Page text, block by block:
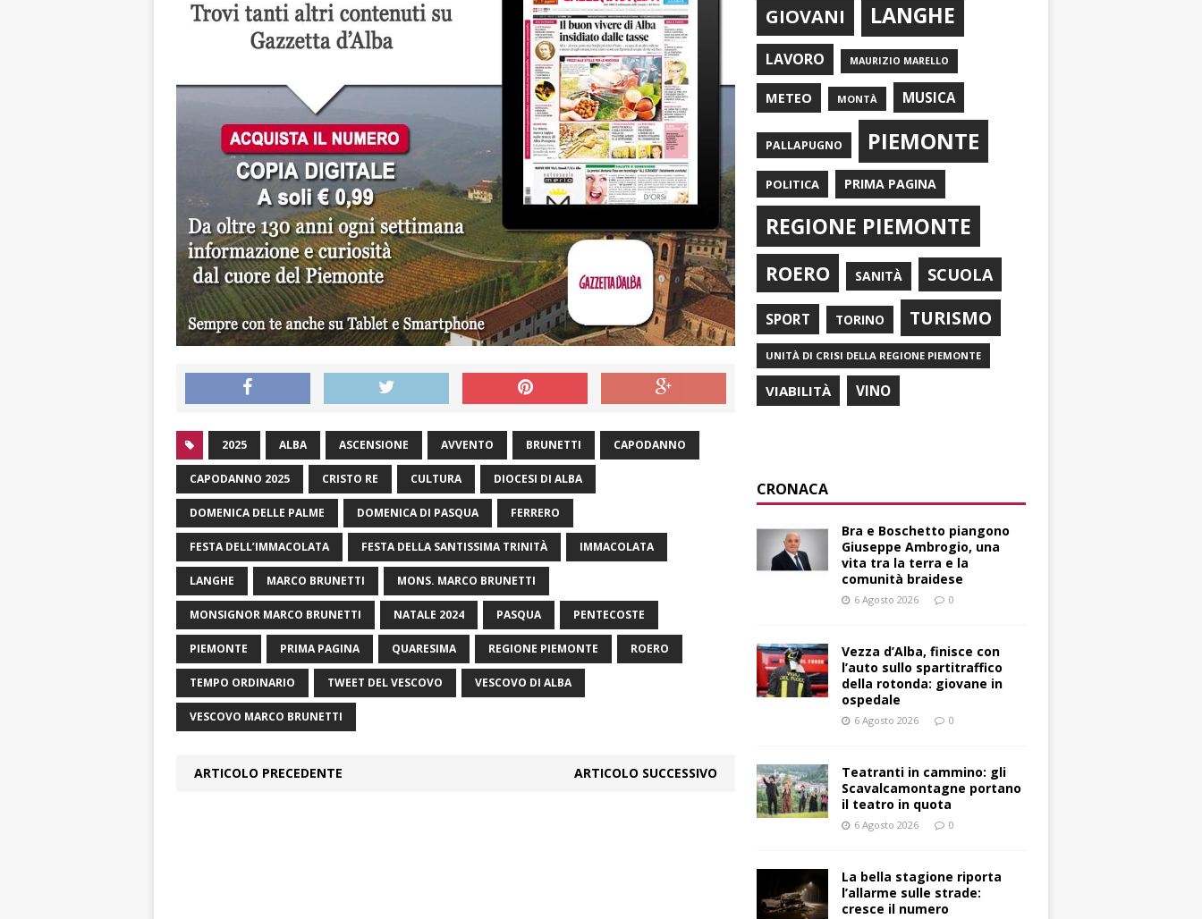
2025 ALBA ASCENSIONE AVVENTO BRUNETTI CAPODANNO
CAPODANNO 2025 CRISTO RE CULTURA DIOCESI DI ALBA
DOMENICA DELLE PALME DOMENICA DI PASQUA FERRERO
FESTA DELL’IMMACOLATA FESTA DELLA SANTISSIMA TRINITÀ IMMACOLATA
LANGHE MARCO BRUNETTI MONS. MARCO BRUNETTI
MONSIGNOR MARCO BRUNETTI NATALE 2024 PASQUA PENTECOSTE
PIEMONTE PRIMA PAGINA QUARESIMA REGIONE PIEMONTE ROERO
TEMPO ORDINARIO TWEET DEL VESCOVO VESCOVO DI ALBA
VESCOVO MARCO BRUNETTI
ARTICOLO PRECEDENTE ARTICOLO SUCCESSIVO
GIOVANI LANGHE
LAVORO MAURIZIO MARELLO
METEO MONTÀ MUSICA
PALLAPUGNO PIEMONTE
POLITICA PRIMA PAGINA
REGIONE PIEMONTE
ROERO SANITÀ SCUOLA
SPORT TORINO TURISMO
UNITÀ DI CRISI DELLA REGIONE PIEMONTE
VIABILITÀ VINO
CRONACA
Bra e Boschetto piangono
Giuseppe Ambrogio, una
vita tra la terra e la
comunità braidese
6 Agosto 2026 0
Vezza d’Alba, finisce con
l’auto sullo spartitraffico
della rotonda: giovane in
ospedale
6 Agosto 2026 0
Teatranti in cammino: gli
Scavalcamontagne portano
il teatro in quota
6 Agosto 2026 0
La bella stagione riporta
l’allarme sulle strade:
cresce il numero